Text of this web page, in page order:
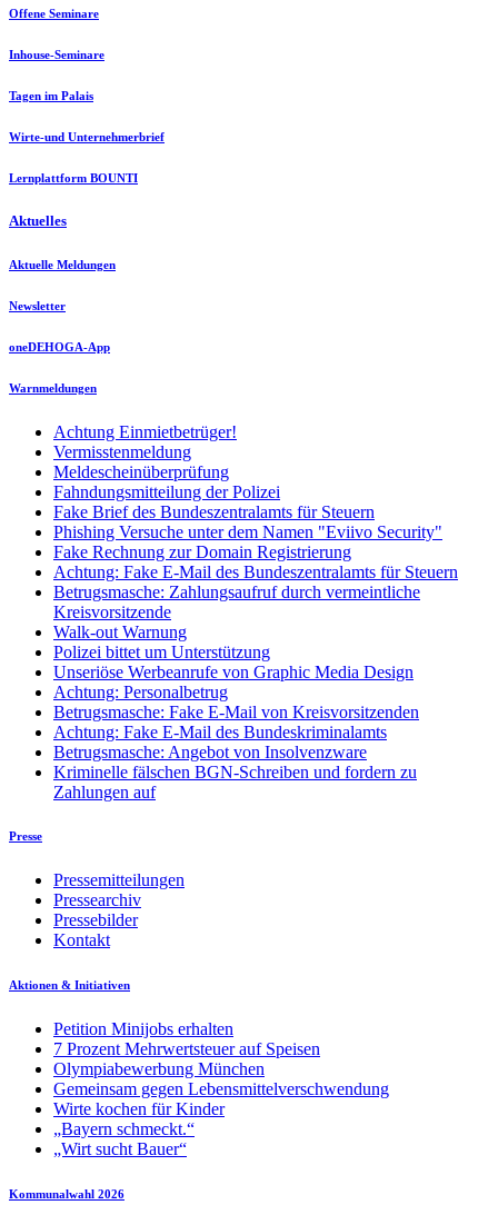
Offene Seminare
Inhouse-Seminare
Tagen im Palais
Wirte-und Unternehmerbrief
Lernplattform BOUNTI
Aktuelles
Aktuelle Meldungen
Newsletter
oneDEHOGA-App
Warnmeldungen
Achtung Einmietbetrüger!
Vermisstenmeldung
Meldescheinüberprüfung
Fahndungsmitteilung der Polizei
Fake Brief des Bundeszentralamts für Steuern
Phishing Versuche unter dem Namen "Eviivo Security"
Fake Rechnung zur Domain Registrierung
Achtung: Fake E-Mail des Bundeszentralamts für Steuern
Betrugsmasche: Zahlungsaufruf durch vermeintliche
Kreisvorsitzende
Walk-out Warnung
Polizei bittet um Unterstützung
Unseriöse Werbeanrufe von Graphic Media Design
Achtung: Personalbetrug
Betrugsmasche: Fake E-Mail von Kreisvorsitzenden
Achtung: Fake E-Mail des Bundeskriminalamts
Betrugsmasche: Angebot von Insolvenzware
Kriminelle fälschen BGN-Schreiben und fordern zu
Zahlungen auf
Presse
Pressemitteilungen
Pressearchiv
Pressebilder
Kontakt
Aktionen & Initiativen
Petition Minijobs erhalten
7 Prozent Mehrwertsteuer auf Speisen
Olympiabewerbung München
Gemeinsam gegen Lebensmittelverschwendung
Wirte kochen für Kinder
„Bayern schmeckt.“
„Wirt sucht Bauer“
Kommunalwahl 2026